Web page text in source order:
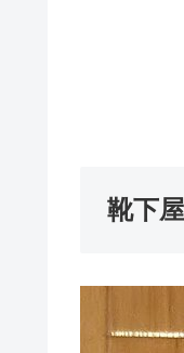
靴下